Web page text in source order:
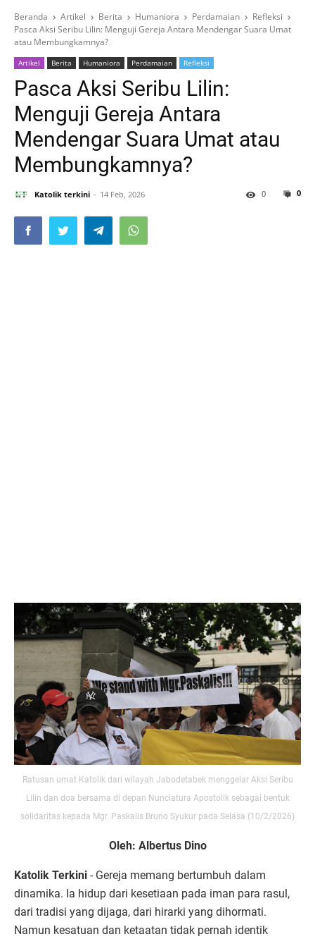
Beranda Artikel Berita Humaniora Perdamaian
Refleksi
Pasca Aksi Seribu Lilin: Menguji Gereja Antara Mendengar Suara Umat
atau Membungkamnya?
Artikel Berita Humaniora Perdamaian Refleksi
Pasca Aksi Seribu Lilin:
Menguji Gereja Antara
Mendengar Suara Umat atau
Membungkamnya?
Katolik terkini 14 Feb, 2026 0
0
Ratusan umat Katolik dari wilayah Jabodetabek menggelar Aksi Seribu
Lilin dan doa bersama di depan Nunciatura Apostolik sebagai bentuk
solidaritas kepada Mgr. Paskalis Bruno Syukur pada Selasa (10/2/2026)
Oleh: Albertus Dino
Katolik Terkini - Gereja memang bertumbuh dalam
dinamika. Ia hidup dari kesetiaan pada iman para rasul,
dari tradisi yang dijaga, dari hirarki yang dihormati.
Namun kesatuan dan ketaatan tidak pernah identik